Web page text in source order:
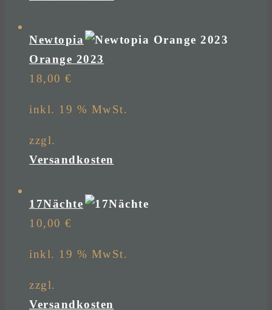
Newtopia
Orange 2023
18,00 €
inkl. 19 % MwSt.
zzgl.
Versandkosten
17Nächte
10,00 €
inkl. 19 % MwSt.
zzgl.
Versandkosten